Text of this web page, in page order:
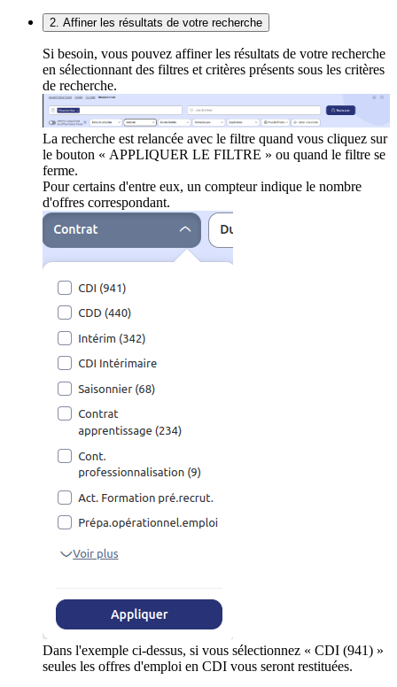
2. Affiner les résultats de votre recherche
Si besoin, vous pouvez affiner les résultats de votre recherche
en sélectionnant des filtres et critères présents sous les critères
de recherche.
La recherche est relancée avec le filtre quand vous cliquez sur
le bouton « APPLIQUER LE FILTRE » ou quand le filtre se
ferme.
Pour certains d'entre eux, un compteur indique le nombre
d'offres correspondant.
Dans l'exemple ci-dessus, si vous sélectionnez « CDI (941) »
seules les offres d'emploi en CDI vous seront restituées.